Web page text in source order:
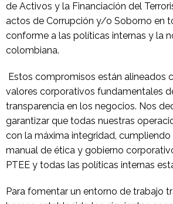
de Activos y la Financiación del
actos de Corrupción y/o Soborno en
conforme a las políticas internas y la
colombiana.
Estos compromisos están alineados
valores corporativos fundamentales
transparencia en los negocios. Nos
garantizar que todas nuestras
con la máxima integridad, cumpliendo
manual de ética y gobierno
PTEE y todas las políticas internas
Para fomentar un entorno de trabajo